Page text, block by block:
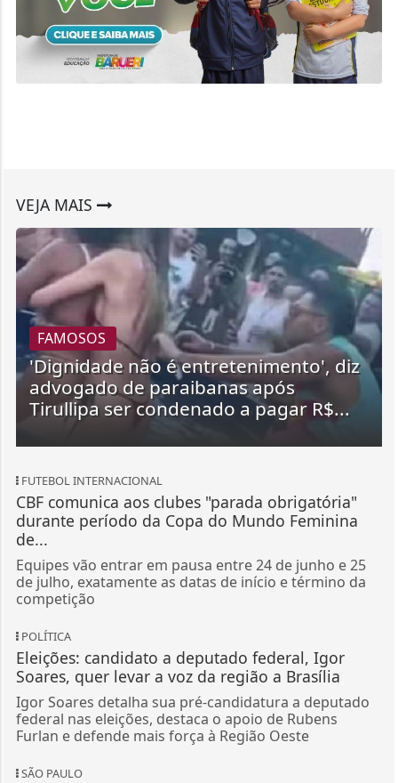
VEJA MAIS
FAMOSOS
'Dignidade não é entretenimento', diz
advogado de paraibanas após
Tirullipa ser condenado a pagar R$...
FUTEBOL INTERNACIONAL
CBF comunica aos clubes "parada obrigatória"
durante período da Copa do Mundo Feminina
de...
Equipes vão entrar em pausa entre 24 de junho e 25
de julho, exatamente as datas de início e término da
competição
POLÍTICA
Eleições: candidato a deputado federal, Igor
Soares, quer levar a voz da região a Brasília
Igor Soares detalha sua pré-candidatura a deputado
federal nas eleições, destaca o apoio de Rubens
Furlan e defende mais força à Região Oeste
SÃO PAULO